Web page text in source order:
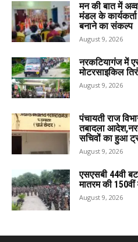
मन की बात में
मंडल के
बनाने का संकल्प
August 9, 2026
नरकटियागंज में
मोटरसाइकिल
August 9, 2026
पंचायती राज
तबादला
सचिवों का हुआ
August 9, 2026
एसएसबी 44वी
मातरम की 150वीं
August 9, 2026